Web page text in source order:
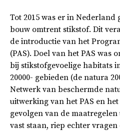
Tot 2015 was er in Nederland
bouw omtrent stikstof. Dit
de introductie van het
(PAS). Doel van het PAS was
bij stikstofgevoelige habitats
20000- gebieden (de natura
Netwerk van beschermde
uitwerking van het PAS en
gevolgen van de
vast staan, riep echter